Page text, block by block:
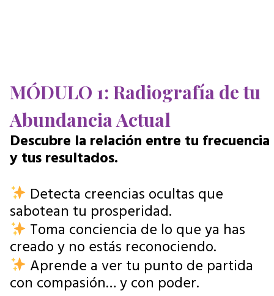
MÓDULO 1: Radiografía de tu
Abundancia Actual
Descubre la relación entre tu frecuencia
y tus resultados.
Detecta creencias ocultas que
sabotean tu prosperidad.
Toma conciencia de lo que ya has
creado y no estás reconociendo.
Aprende a ver tu punto de partida
con compasión… y con poder.